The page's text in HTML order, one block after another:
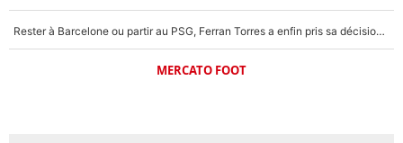
Rester à Barcelone ou partir au PSG, Ferran Torres a enfin pris sa décision : La course contre la montre est lancée !
MERCATO FOOT